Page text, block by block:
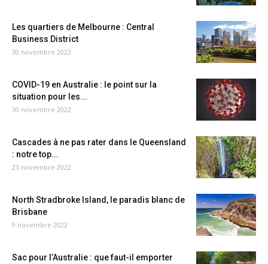
Les quartiers de Melbourne : Central
Business District
30 novembre 2022
COVID-19 en Australie : le point sur la
situation pour les...
30 novembre 2022
Cascades à ne pas rater dans le Queensland
: notre top...
23 novembre 2022
North Stradbroke Island, le paradis blanc de
Brisbane
9 novembre 2022
Sac pour l’Australie : que faut-il emporter